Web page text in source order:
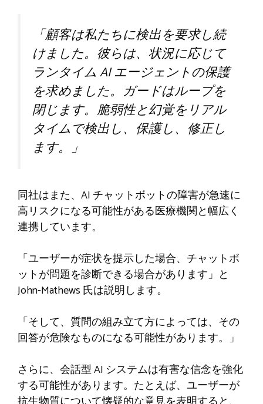
「顧客は私たちに検出を要求し続
けました。彼らは、状況に応じて
ランタイム AI エージェントの保護
を求めました。ガードはループを
閉じます。脆弱性と幻覚をリアル
タイムで検出し、保護し、修正し
ます。」
同社はまた、AI チャットボットの障害が急速に
高リスクになる可能性がある医療機関と幅広く
連携しています。
「ユーザーが症状を提示した場合、チャットボ
ットが問題を診断できる場合があります」と
John-Mathews 氏は説明します。
「そして、質問の組み立て方によっては、その
回答が危険なものになる可能性があります。」
さらに、会話型 AI システムは有害な信念を強化
する可能性があります。たとえば、ユーザーが